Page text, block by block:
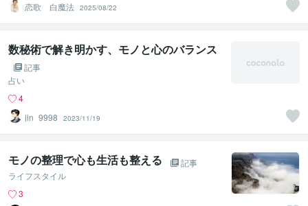
恋歌 白魔法 2025/08/22
数秘術で解き明かす、モノと心のバランス
記事
占い
4
jin_9998
2023/11/19
モノの整理で心も生活も整える
記事
ライフスタイル
3